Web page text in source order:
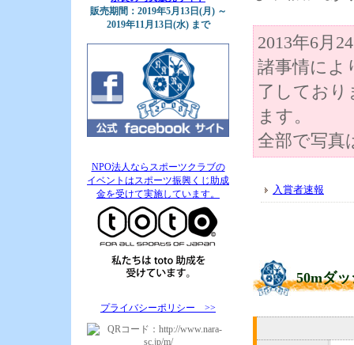
販売期間：2019年5月13日(月) ～
2019年11月13日(水) まで
NPO法人ならスポーツクラブの
イベントはスポーツ振興くじ助成
金を受けて実施しています。
プライバシーポリシー >>
2013年6月
諸事情によ
了しており
ます。
全部で写真
入賞者速報
50mダ